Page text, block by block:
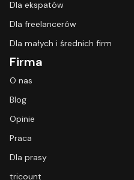
Dla ekspatów
Dla freelancerów
Dla małych i średnich firm
Firma
O nas
Blog
Opinie
Praca
Dla prasy
tricount